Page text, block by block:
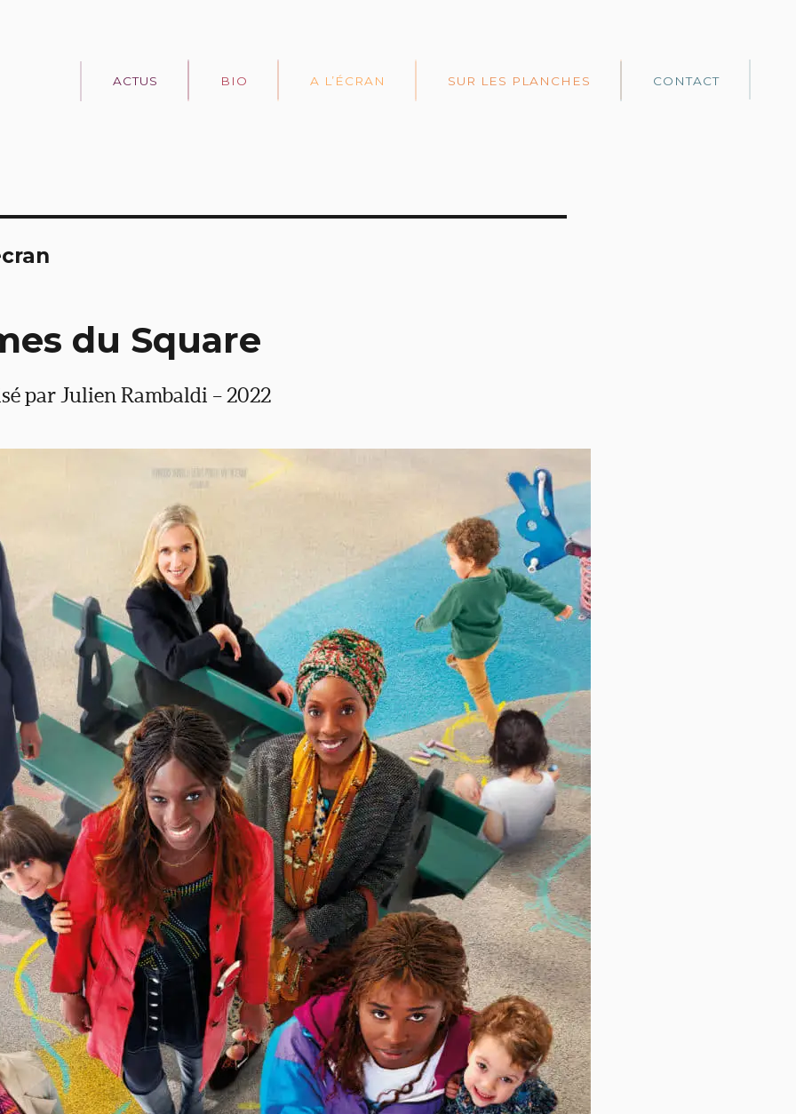
ACTUS BIO A L’ÉCRAN SUR LES PLANCHES CONTACT
du Square
par Julien Rambaldi – 2022